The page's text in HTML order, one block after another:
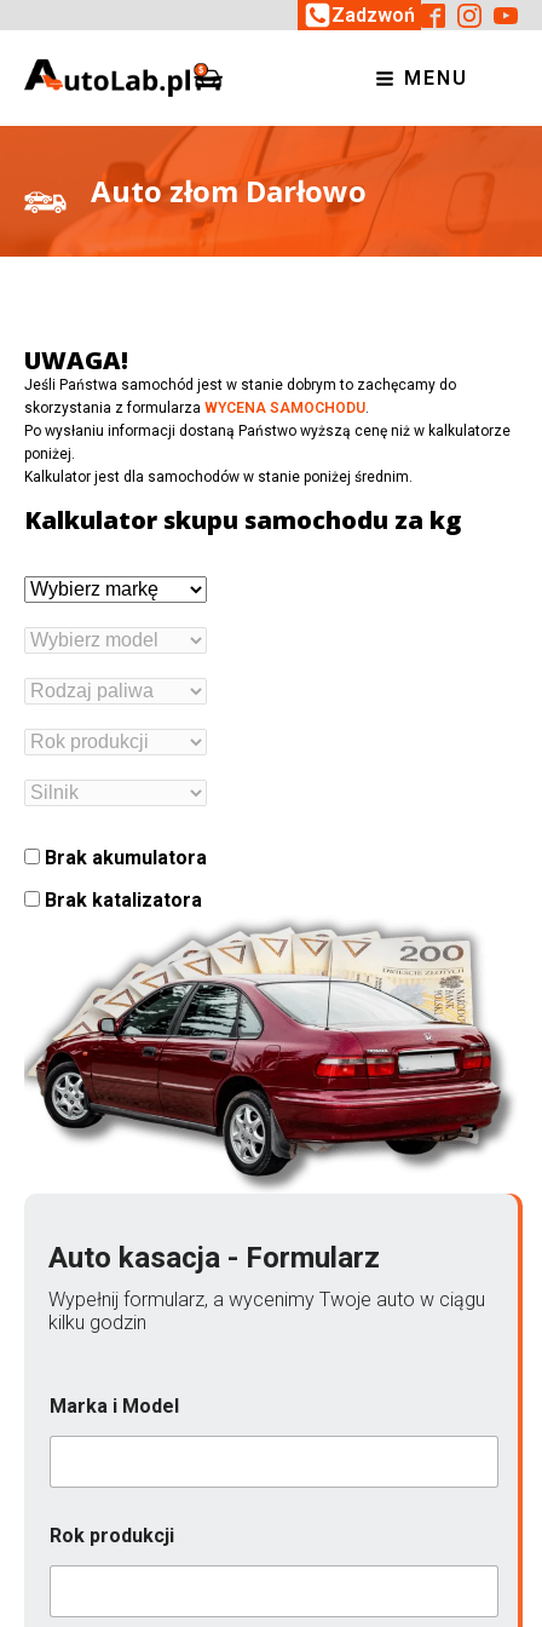
Zadzwoń
MENU
Auto złom Darłowo
UWAGA!
Jeśli Państwa samochód jest w stanie dobrym to zachęcamy do
skorzystania z formularza WYCENA SAMOCHODU.
Po wysłaniu informacji dostaną Państwo wyższą cenę niż w kalkulatorze
poniżej.
Kalkulator jest dla samochodów w stanie poniżej średnim.
Kalkulator skupu samochodu za kg
Brak akumulatora
Brak katalizatora
Auto kasacja - Formularz
Wypełnij formularz, a wycenimy Twoje auto w ciągu
kilku godzin
Marka i Model
p
i
T
Rok produkcji